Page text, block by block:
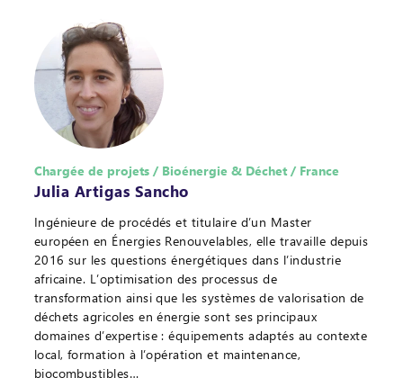
Chargée de projets / Bioénergie & Déchet / France
Julia Artigas Sancho
Ingénieure de procédés et titulaire d’un Master
européen en Énergies Renouvelables, elle travaille depuis
2016 sur les questions énergétiques dans l’industrie
africaine. L’optimisation des processus de
transformation ainsi que les systèmes de valorisation de
déchets agricoles en énergie sont ses principaux
domaines d’expertise : équipements adaptés au contexte
local, formation à l’opération et maintenance,
biocombustibles…